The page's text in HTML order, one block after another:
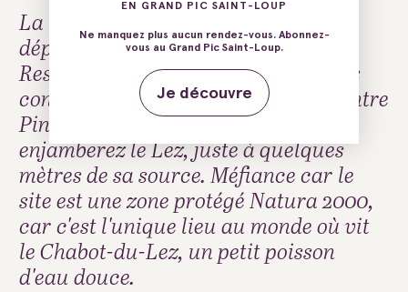
La traversée des deux domaines
départementaux de St Sauveur et de
Restinclières vous permettra de vous
connecter à la Passa Meridia n° 3. Entre
Pins d'Alep, chênes et garrigue, vous
enjamberez le Lez, juste à quelques
mètres de sa source. Méfiance car le
site est une zone protégé Natura 2000,
car c'est l'unique lieu au monde où vit
le Chabot-du-Lez, un petit poisson
d'eau douce.
EN GRAND PIC SAINT-LOUP
Ne manquez plus aucun rendez-vous. Abonnez-
vous au Grand Pic Saint-Loup.
Je découvre